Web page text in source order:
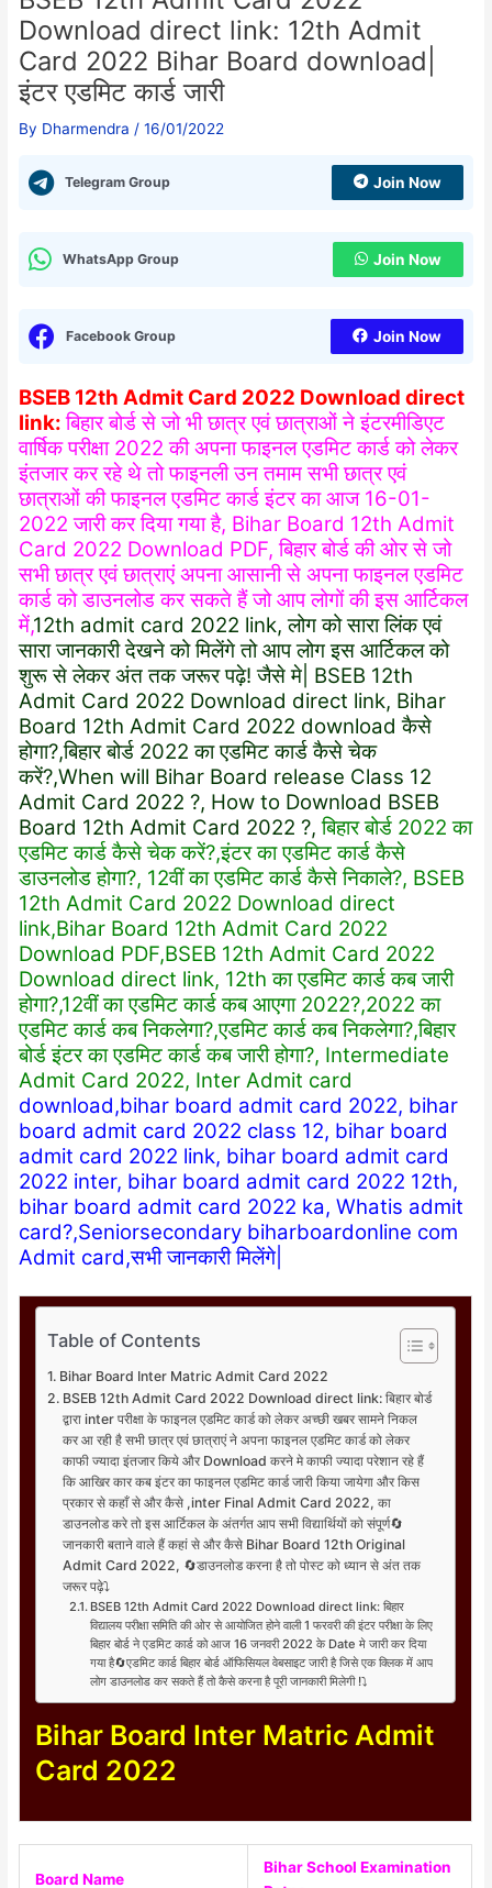
Download direct link: 12th Admit
Card 2022 Bihar Board download|
इंटर एडमिट कार्ड जारी
By Dharmendra /16/01/2022
Telegram Group Join Now
WhatsApp Group Join Now
Facebook Group Join Now
BSEB 12th Admit Card 2022 Download direct
link:बिहार बोर्ड से जो भी छात्र एवं छात्राओं ने इंटरमीडिएट
वार्षिक परीक्षा 2022 की अपना फाइनल एडमिट कार्ड को लेकर
इंतजार कर रहे थे तो फाइनली उन तमाम सभी छात्र एवं
छात्राओं की फाइनल एडमिट कार्ड इंटर का आज 16-01-
2022 जारी कर दिया गया है, Bihar Board 12th Admit
Card 2022 Download PDF, बिहार बोर्ड की ओर से जो
सभी छात्र एवं छात्राएं अपना आसानी से अपना फाइनल एडमिट
कार्ड को डाउनलोड कर सकते हैं जो आप लोगों की इस आर्टिकल
में,12th admit card 2022 link, लोग को सारा लिंक एवं
सारा जानकारी देखने को मिलेंगे तो आप लोग इस आर्टिकल को
शुरू से लेकर अंत तक जरूर पढ़े! जैसे मे| BSEB 12th
Admit Card 2022 Download direct link, Bihar
Board 12th Admit Card 2022 download कैसे
होगा?,बिहार बोर्ड 2022 का एडमिट कार्ड कैसे चेक
करें?,When will Bihar Board release Class 12
Admit Card 2022 ?, How to Download BSEB
Board 12th Admit Card 2022 ?,बिहार बोर्ड 2022 का
एडमिट कार्ड कैसे चेक करें?,इंटर का एडमिट कार्ड कैसे
डाउनलोड होगा?, 12वीं का एडमिट कार्ड कैसे निकाले?, BSEB
12th Admit Card 2022 Download direct
link,Bihar Board 12th Admit Card 2022
Download PDF,BSEB 12th Admit Card 2022
Download direct link, 12th का एडमिट कार्ड कब जारी
होगा?,12वीं का एडमिट कार्ड कब आएगा 2022?,2022 का
एडमिट कार्ड कब निकलेगा?,एडमिट कार्ड कब निकलेगा?,बिहार
बोर्ड इंटर का एडमिट कार्ड कब जारी होगा?, Intermediate
Admit Card 2022, Inter Admit card
download,bihar board admit card 2022, bihar
board admit card 2022 class 12, bihar board
admit card 2022 link, bihar board admit card
2022 inter, bihar board admit card 2022 12th,
bihar board admit card 2022 ka, Whatis admit
card?,Seniorsecondary biharboardonline com
Admit card,सभी जानकारी मिलेंगे|
Table of Contents
Bihar Board Inter Matric Admit Card 2022
BSEB 12th Admit Card 2022 Download direct link: बिहार बोर्ड
द्वारा inter परीक्षा के फाइनल एडमिट कार्ड को लेकर अच्छी खबर सामने निकल
कर आ रही है सभी छात्र एवं छात्राएं ने अपना फाइनल एडमिट कार्ड को लेकर
काफी ज्यादा इंतजार किये और Download करने मे काफी ज्यादा परेशान रहे हैं
कि आखिर कार कब इंटर का फाइनल एडमिट कार्ड जारी किया जायेगा और किस
प्रकार से कहाँ से और कैसे ,inter Final Admit Card 2022, का
डाउनलोड करे तो इस आर्टिकल के अंतर्गत आप सभी विद्यार्थियों को संपूर्ण🔄
जानकारी बताने वाले हैं कहां से और कैसे Bihar Board 12th Original
Admit Card 2022, 🔄डाउनलोड करना है तो पोस्ट को ध्यान से अंत तक
जरूर पढ़े⤵️
BSEB 12th Admit Card 2022 Download direct link: बिहार
विद्यालय परीक्षा समिति की ओर से आयोजित होने वाली 1 फरवरी की इंटर परीक्षा के लिए
बिहार बोर्ड ने एडमिट कार्ड को आज 16 जनवरी 2022 के Date मे जारी कर दिया
गया है🔄एडमिट कार्ड बिहार बोर्ड ऑफिसियल वेबसाइट जारी है जिसे एक क्लिक में आप
लोग डाउनलोड कर सकते हैं तो कैसे करना है पूरी जानकारी मिलेगी !⤵️
Bihar Board Inter Matric Admit
Card 2022
Board Name
Bihar School Examination